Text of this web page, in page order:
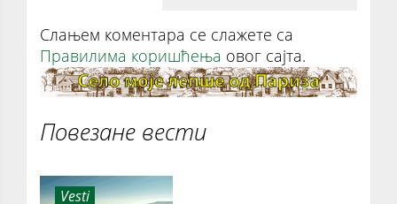
Слањем коментара се слажете са
Правилима коришћења овог сајта.
Повезане вести
Vesti